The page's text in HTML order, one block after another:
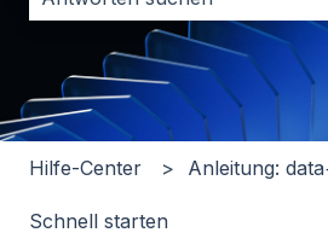
Es gibt keine Vorschläge, da
Hilfe-Center Anleitung:
Schnell starten